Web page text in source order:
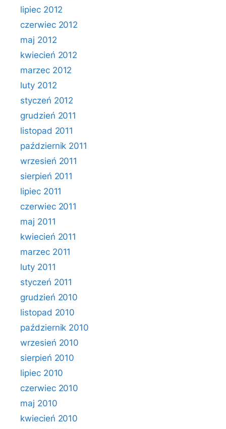
lipiec 2012
czerwiec 2012
maj 2012
kwiecień 2012
marzec 2012
luty 2012
styczeń 2012
grudzień 2011
listopad 2011
październik 2011
wrzesień 2011
sierpień 2011
lipiec 2011
czerwiec 2011
maj 2011
kwiecień 2011
marzec 2011
luty 2011
styczeń 2011
grudzień 2010
listopad 2010
październik 2010
wrzesień 2010
sierpień 2010
lipiec 2010
czerwiec 2010
maj 2010
kwiecień 2010